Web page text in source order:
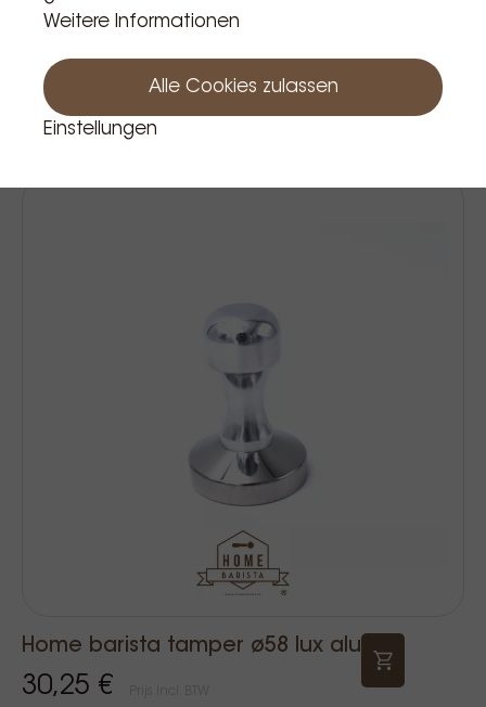
Home barista distribution tool ø58
black
79,99 € Prijs Incl. BTW
Home barista tamper ø58 lux alu
30,25 €
Weitere Informationen
Alle Cookies zulassen
Einstellungen